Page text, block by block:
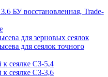
БУ восстановленная, Trade-
для зерновых сеялок
для сеялок точного
сеялке СЗ-5,4
сеялке СЗ-3,6